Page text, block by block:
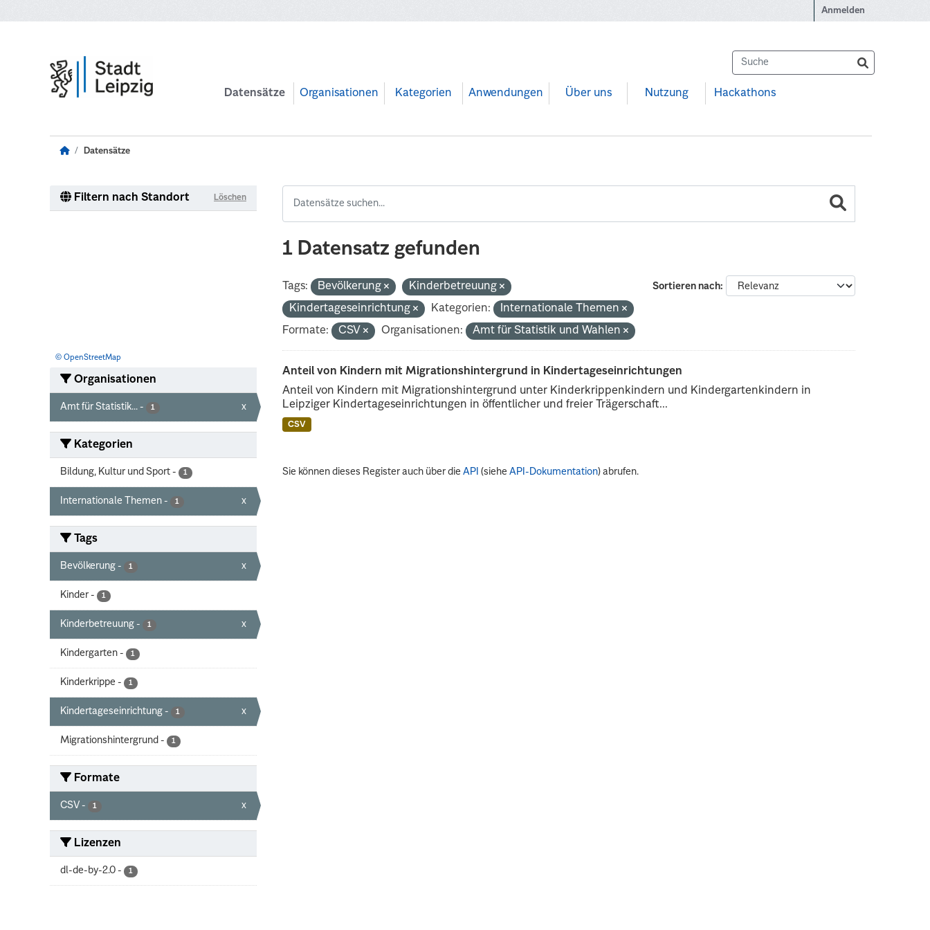
Anmelden
Datensätze Organisationen Kategorien Anwendungen Über uns Nutzung Hackathons
Datensätze
Filtern nach Standort Löschen
© OpenStreetMap
Organisationen
Amt für Statistik... - 1 x
Kategorien
Bildung, Kultur und Sport - 1
Internationale Themen - 1 x
Tags
Bevölkerung - 1 x
Kinder - 1
Kinderbetreuung - 1 x
Kindergarten - 1
Kinderkrippe - 1
Kindertageseinrichtung - 1 x
Migrationshintergrund - 1
Formate
CSV - 1 x
Lizenzen
dl-de-by-2.0 - 1
1 Datensatz gefunden
Sortieren nach
Tags: Bevölkerung
Kinderbetreuung
Kindertageseinrichtung
Kategorien:
Internationale Themen
Formate:
CSV Organisationen: Amt für Statistik und Wahlen
Anteil von Kindern mit Migrationshintergrund in Kindertageseinrichtungen
Anteil von Kindern mit Migrationshintergrund unter Kinderkrippenkindern und Kindergartenkindern in
Leipziger Kindertageseinrichtungen in öffentlicher und freier Trägerschaft...
CSV
Sie können dieses Register auch über dieAPI (sieheAPI-Dokumentation) abrufen.